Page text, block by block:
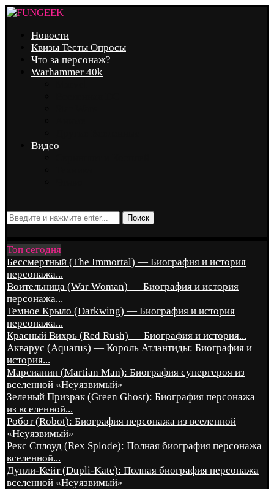
Новости
Квизы Тесты Опросы
Что за персонаж?
Warhammer 40k
Видео
Поиск
Топ сегодня
Бессмертный (The Immortal) — Биография и история
персонажа...
Воительница (War Woman) — Биография и история
персонажа...
Темное Крыло (Darkwing) — Биография и история
персонажа...
Красный Вихрь (Red Rush) — Биография и история...
Акварус (Aquarus) — Король Атлантиды: Биография и
история...
Марсианин (Martian Man): Биография супергероя из
вселенной «Неуязвимый»
Зеленый Призрак (Green Ghost): Биография персонажа
из вселенной...
Робот (Robot): Биография персонажа из вселенной
«Неуязвимый»
Рекс Сплоуд (Rex Splode): Полная биография персонажа
вселенной...
Дупли-Кейт (Dupli-Kate): Полная биография персонажа
вселенной «Неуязвимый»